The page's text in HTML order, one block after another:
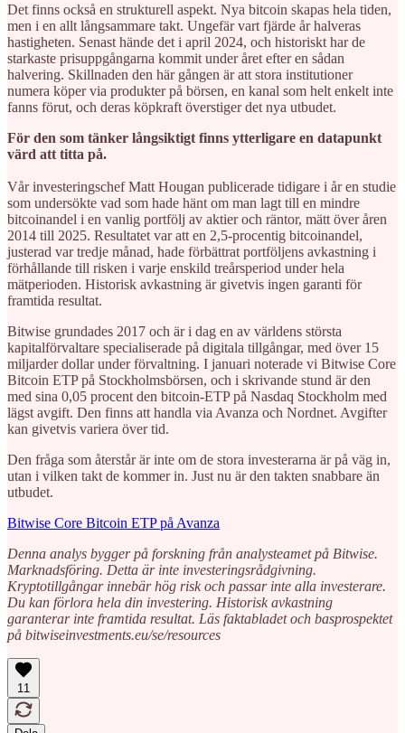
Det finns också en strukturell aspekt. Nya bitcoin skapas hela tiden,
men i en allt långsammare takt. Ungefär vart fjärde år halveras
hastigheten. Senast hände det i april 2024, och historiskt har de
starkaste prisuppgångarna kommit under året efter en sådan
halvering. Skillnaden den här gången är att stora institutioner
numera köper via produkter på börsen, en kanal som helt enkelt inte
fanns förut, och deras köpkraft överstiger det nya utbudet.
För den som tänker långsiktigt finns ytterligare en datapunkt
värd att titta på.
Vår investeringschef Matt Hougan publicerade tidigare i år en studie
som undersökte vad som hade hänt om man lagt till en mindre
bitcoinandel i en vanlig portfölj av aktier och räntor, mätt över åren
2014 till 2025. Resultatet var att en 2,5-procentig bitcoinandel,
justerad var tredje månad, hade förbättrat portföljens avkastning i
förhållande till risken i varje enskild treårsperiod under hela
mätperioden. Historisk avkastning är givetvis ingen garanti för
framtida resultat.
Bitwise grundades 2017 och är i dag en av världens största
kapitalförvaltare specialiserade på digitala tillgångar, med över 15
miljarder dollar under förvaltning. I januari noterade vi Bitwise Core
Bitcoin ETP på Stockholmsbörsen, och i skrivande stund är den
med sina 0,05 procent den bitcoin-ETP på Nasdaq Stockholm med
lägst avgift. Den finns att handla via Avanza och Nordnet. Avgifter
kan givetvis variera över tid.
Den fråga som återstår är inte om de stora investerarna är på väg in,
utan i vilken takt de kommer in. Just nu är den takten snabbare än
utbudet.
Bitwise Core Bitcoin ETP på Avanza
Denna analys bygger på forskning från analysteamet på Bitwise.
Marknadsföring. Detta är inte investeringsrådgivning.
Kryptotillgångar innebär hög risk och passar inte alla investerare.
Du kan förlora hela din investering. Historisk avkastning
garanterar inte framtida resultat. Läs faktabladet och basprospektet
på bitwiseinvestments.eu/se/resources
11